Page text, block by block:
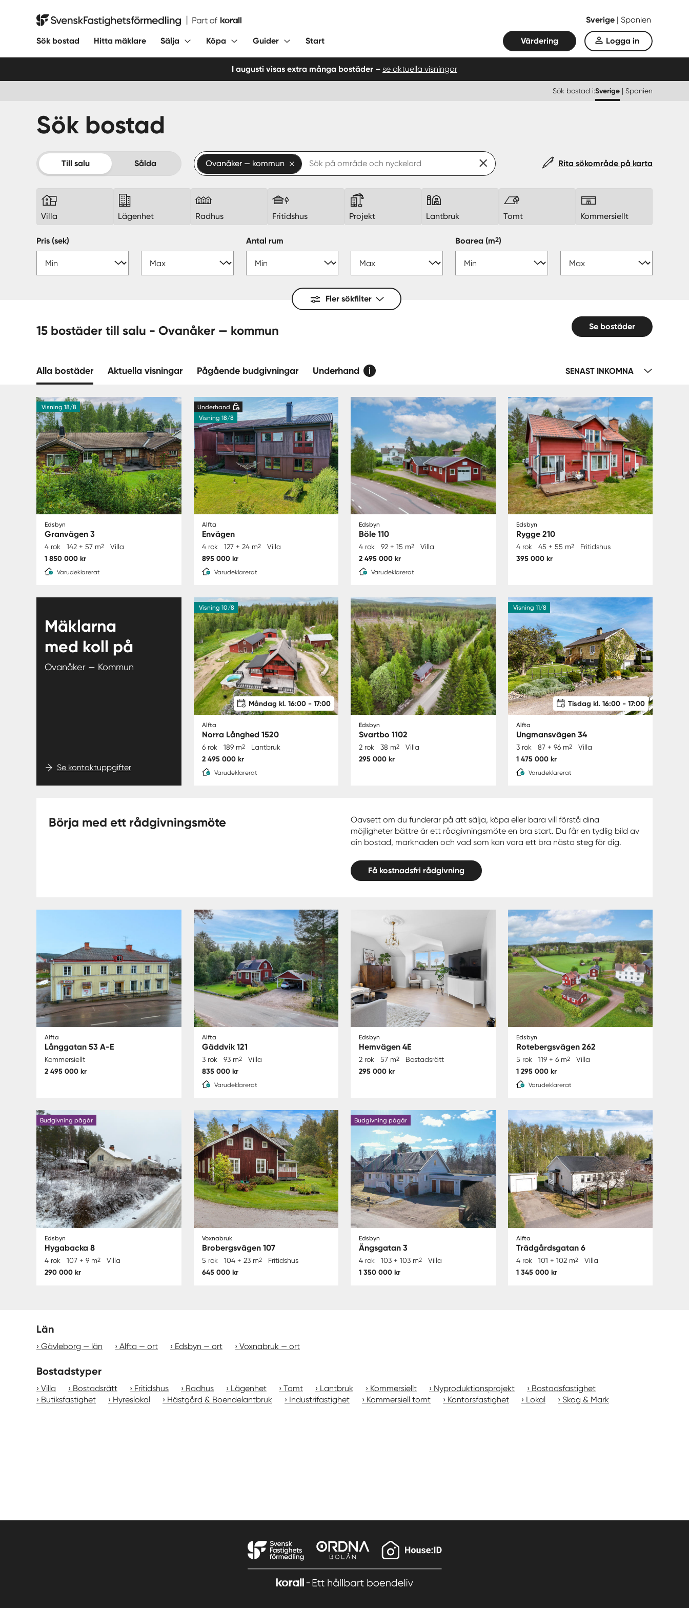
Svensk Fastighetsförmedling Sverige | Spanien
Sök bostad Hitta mäklare Sälja Köpa Guider Start Värdering Logga in
I augusti visas extra många bostäder – se aktuella visningar
Sök bostad i:Sverige | Spanien
Sök bostad
Till salu Sålda Ovanåker — kommun Rita sökområde på karta
Villa Lägenhet Radhus Fritidshus Projekt Lantbruk Tomt Kommersiellt
Pris (sek) Antal rum Boarea(m2)
Fler sökfilter
15 bostäder till salu - Ovanåker — kommun Se bostäder
Alla bostäder Aktuella visningar Pågående budgivningar Underhand SENAST INKOMNA
Visning 18/8
Edsbyn
Granvägen 3
4 rok 142 + 57 m2 Villa
1 850 000 kr
Varudeklarerat
Underhand
Visning 18/8
Alfta
Envägen
4 rok 127 + 24 m2 Villa
895 000 kr
Varudeklarerat
Edsbyn
Böle 110
4 rok 92 + 15 m2 Villa
2 495 000 kr
Varudeklarerat
Edsbyn
Rygge 210
4 rok 45 + 55 m2 Fritidshus
395 000 kr
Mäklarna
med koll på
Ovanåker — Kommun
Se kontaktuppgifter
Visning 10/8
Måndag kl. 16:00 - 17:00
Alfta
Norra Långhed 1520
6 rok 189 m2 Lantbruk
2 495 000 kr
Varudeklarerat
Edsbyn
Svartbo 1102
2 rok 38 m2 Villa
295 000 kr
Visning 11/8
Tisdag kl. 16:00 - 17:00
Alfta
Ungmansvägen 34
3 rok 87 + 96 m2 Villa
1 475 000 kr
Varudeklarerat
Börja med ett rådgivningsmöte
Oavsett om du funderar på att sälja, köpa eller bara vill förstå dina
möjligheter bättre är ett rådgivningsmöte en bra start. Du får en tydlig bild av
din bostad, marknaden och vad som kan vara ett bra nästa steg för dig.
Få kostnadsfri rådgivning
Alfta
Långgatan 53 A-E
Kommersiellt
2 495 000 kr
Alfta
Gäddvik 121
3 rok 93 m2 Villa
835 000 kr
Varudeklarerat
Edsbyn
Hemvägen 4E
2 rok 57 m2 Bostadsrätt
295 000 kr
Edsbyn
Rotebergsvägen 262
5 rok 119 + 6 m2 Villa
1 295 000 kr
Varudeklarerat
Budgivning pågår
Edsbyn
Hygabacka 8
4 rok 107 + 9 m2 Villa
290 000 kr
Voxnabruk
Brobergsvägen 107
5 rok 104 + 23 m2 Fritidshus
645 000 kr
Budgivning pågår
Edsbyn
Ängsgatan 3
4 rok 103 + 103 m2 Villa
1 350 000 kr
Alfta
Trädgårdsgatan 6
4 rok 101 + 102 m2 Villa
1 345 000 kr
Län
Gävleborg — län Alfta — ort Edsbyn — ort Voxnabruk — ort
Bostadstyper
Villa Bostadsrätt Fritidshus Radhus Lägenhet Tomt Lantbruk Kommersiellt Nyproduktionsprojekt
Bostadsfastighet
Butiksfastighet
Hyreslokal Hästgård & Boendelantbruk Industrifastighet Kommersiell tomt Kontorsfastighet Lokal Skog & Mark